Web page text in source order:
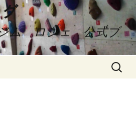
ム ロシェ 公式ブ
検
索: